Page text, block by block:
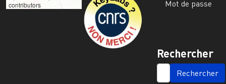
contributors
Mot de passe
Rechercher
SEARCH